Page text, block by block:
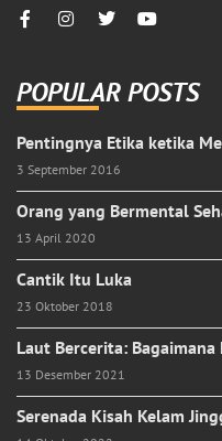
POPULAR POSTS
Pentingnya Etika ketika
3 September 2016
Orang yang Bermental
13 April 2020
Cantik Itu Luka
23 Oktober 2018
Laut Bercerita:
13 Desember 2021
Serenada Kisah Kelam